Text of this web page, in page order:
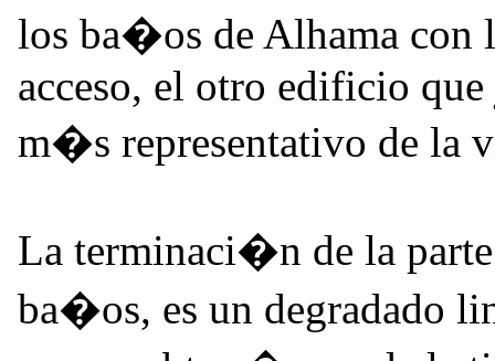
los ba�os de Alhama con
acceso, el otro edificio
m�s representativo de la
La terminaci�n de la
ba�os, es un degradado